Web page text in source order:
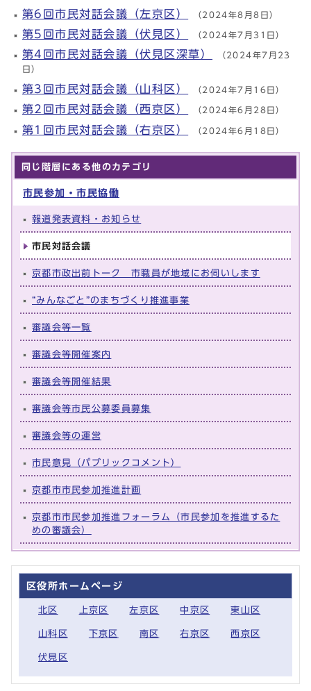
第6回市民対話会議（左京区） （2024年8月8日）
第5回市民対話会議（伏見区） （2024年7月31日）
第4回市民対話会議（伏見区深草） （2024年7月23
日）
第3回市民対話会議（山科区） （2024年7月16日）
第2回市民対話会議（西京区） （2024年6月28日）
第1回市民対話会議（右京区） （2024年6月18日）
同じ階層にある他のカテゴリ
市民参加・市民協働
報道発表資料・お知らせ
市民対話会議
京都市政出前トーク 市職員が地域にお伺いします
“みんなごと”のまちづくり推進事業
審議会等一覧
審議会等開催案内
審議会等開催結果
審議会等市民公募委員募集
審議会等の運営
市民意見（パブリックコメント）
京都市市民参加推進計画
京都市市民参加推進フォーラム（市民参加を推進するた
めの審議会）
区役所ホームページ
北区 上京区 左京区 中京区 東山区
山科区 下京区 南区 右京区 西京区
伏見区